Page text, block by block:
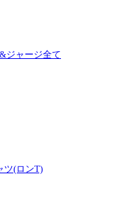
ジャージ全て
ツ(ロンT)